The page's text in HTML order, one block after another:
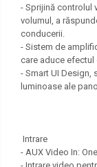
- Sprijină controlul
volumul, a
conducerii.
- Sistem de
care aduce
- Smart UI Design,
luminoase ale
Intrare
- AUX Video In: One